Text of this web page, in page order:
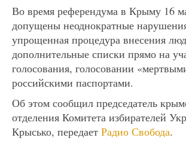
Во время референдума в Крыму 16
допущены неоднократные
упрощенная процедура внесения
дополнительные списки прямо на
голосования, голосовании
российскими паспортами.
Об этом сообщил председатель
отделения Комитета избирателей
Крысько, передает Радио Свобода.